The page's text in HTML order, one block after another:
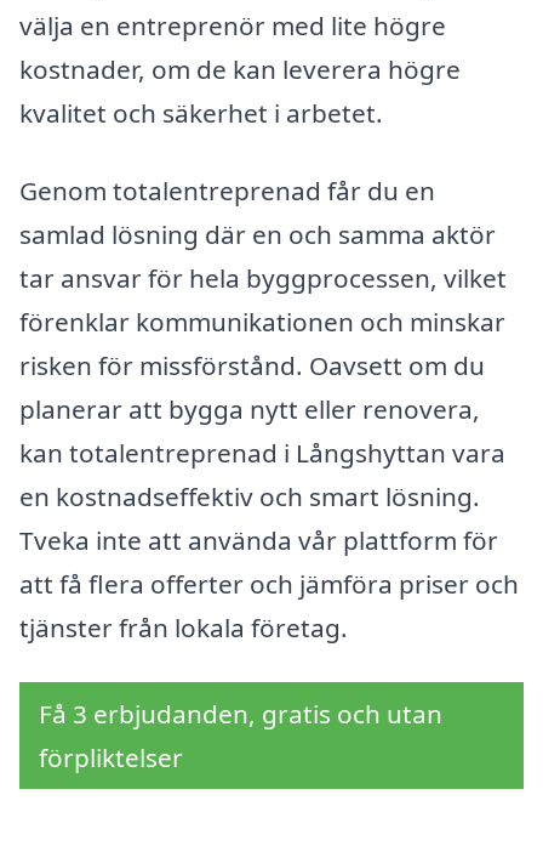
välja en entreprenör med lite högre
kostnader, om de kan leverera högre
kvalitet och säkerhet i arbetet.
Genom totalentreprenad får du en
samlad lösning där en och samma aktör
tar ansvar för hela byggprocessen, vilket
förenklar kommunikationen och minskar
risken för missförstånd. Oavsett om du
planerar att bygga nytt eller renovera,
kan totalentreprenad i Långshyttan vara
en kostnadseffektiv och smart lösning.
Tveka inte att använda vår plattform för
att få flera offerter och jämföra priser och
tjänster från lokala företag.
Få 3 erbjudanden, gratis och utan
förpliktelser